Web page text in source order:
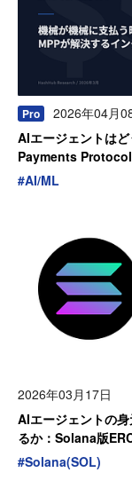
Pro
2026年04月
AIエージェントは
Payments Protocol
ターネットの決済構造
#AI/ML
2026年03月17日
AIエージェントの
るか：Solana版
#Solana(SOL)